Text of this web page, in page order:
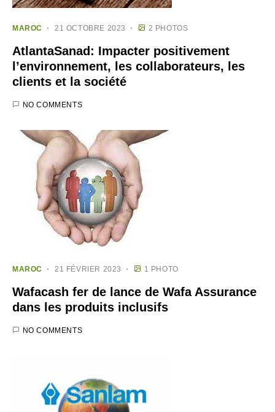
MAROC 21 OCTOBRE 2023 2 PHOTOS
AtlantaSanad: Impacter positivement
l’environnement, les collaborateurs, les
clients et la société
NO COMMENTS
MAROC 21 FÉVRIER 2023 1 PHOTO
Wafacash fer de lance de Wafa Assurance
dans les produits inclusifs
NO COMMENTS